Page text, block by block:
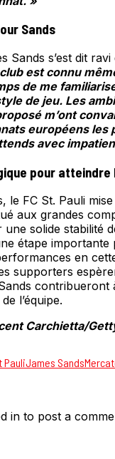
Sands
Sands s’est dit
est connu
de me
de jeu. Les
m’ont
européens
avec
pour
le FC St. Pauli
aux grandes
une solide stabilité
étape importante
en
supporters
contribueront
l’équipe.
Carchietta/
PauliJames Sands
in to post a